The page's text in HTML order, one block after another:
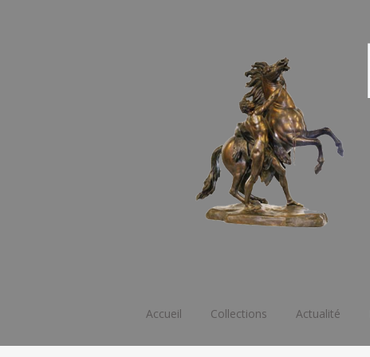
Aller
contenu
Accueil Collections Actualité